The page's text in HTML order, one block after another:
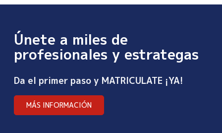
Únete a miles de
profesionales y estrategas
Da el primer paso y MATRICULATE ¡YA!
MÁS INFORMACIÓN